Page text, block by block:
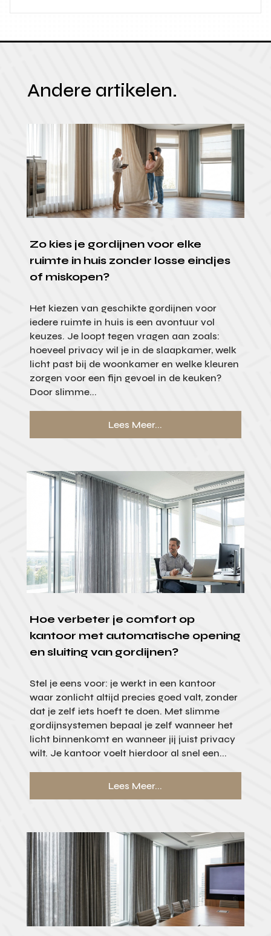
Andere artikelen.
Zo kies je gordijnen voor elke
ruimte in huis zonder losse eindjes
of miskopen?
Het kiezen van geschikte gordijnen voor
iedere ruimte in huis is een avontuur vol
keuzes. Je loopt tegen vragen aan zoals:
hoeveel privacy wil je in de slaapkamer, welk
licht past bij de woonkamer en welke kleuren
zorgen voor een fijn gevoel in de keuken?
Door slimme...
Lees Meer...
Hoe verbeter je comfort op
kantoor met automatische opening
en sluiting van gordijnen?
Stel je eens voor: je werkt in een kantoor
waar zonlicht altijd precies goed valt, zonder
dat je zelf iets hoeft te doen. Met slimme
gordijnsystemen bepaal je zelf wanneer het
licht binnenkomt en wanneer jij juist privacy
wilt. Je kantoor voelt hierdoor al snel een...
Lees Meer...